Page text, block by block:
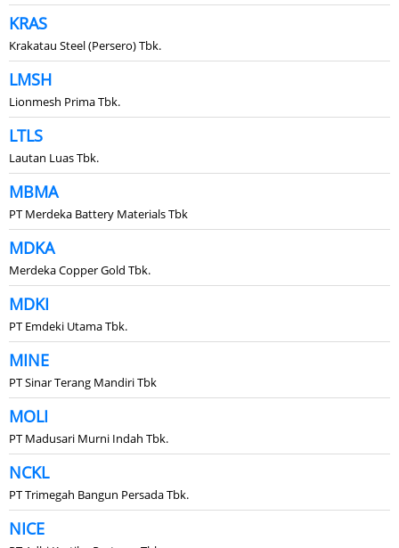
KRAS
Krakatau Steel (Persero) Tbk.
LMSH
Lionmesh Prima Tbk.
LTLS
Lautan Luas Tbk.
MBMA
PT Merdeka Battery Materials Tbk
MDKA
Merdeka Copper Gold Tbk.
MDKI
PT Emdeki Utama Tbk.
MINE
PT Sinar Terang Mandiri Tbk
MOLI
PT Madusari Murni Indah Tbk.
NCKL
PT Trimegah Bangun Persada Tbk.
NICE